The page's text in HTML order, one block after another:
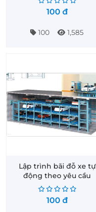
100 đ
100 1,585
Lập trình bãi đỗ xe tự
động theo yêu cầu
100 đ